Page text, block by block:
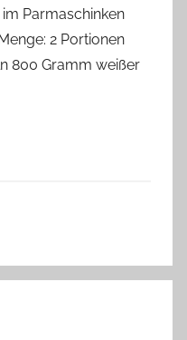
Parmaschinken
2 Portionen
800 Gramm weißer